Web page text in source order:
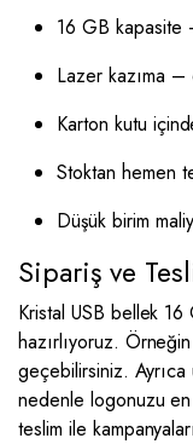
16 GB kapasite
Lazer kazıma
Karton kutu
Stoktan hemen
Düşük birim
Sipariş ve
Kristal USB bellek
hazırlıyoruz.
geçebilirsiniz.
nedenle logonuzu
teslim ile